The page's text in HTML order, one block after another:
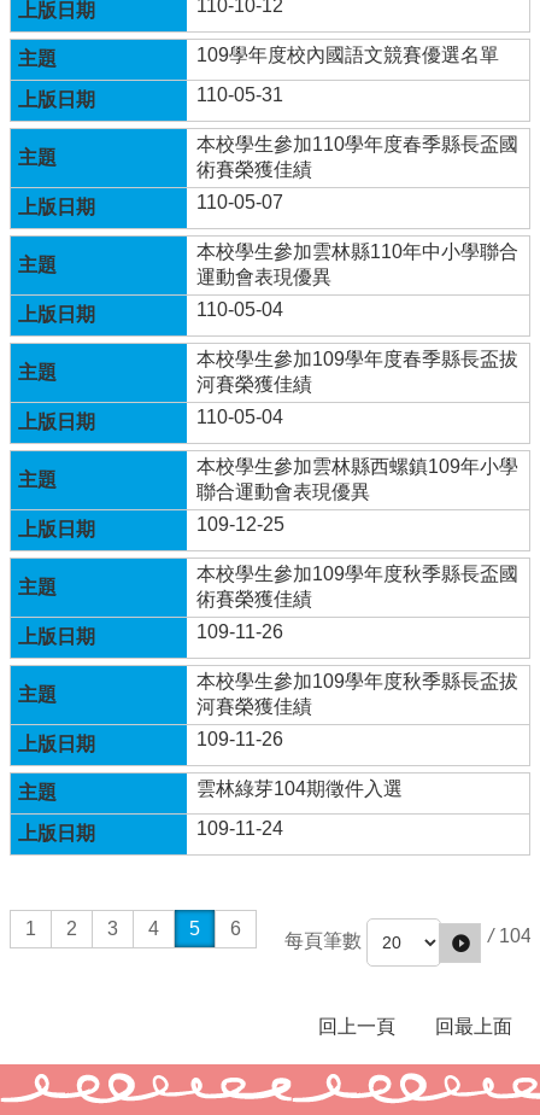
總
體
計
畫
興
國
小
生
活
點
滴
(臉
書)
廣
興
小
附
設
幼
兒
園
臉
書
回
首
頁
網
站
雲
網
110-10-12
109學年度校內國語文競賽優選名單
110-05-31
本校學生參加110學年度春季縣長盃國
術賽榮獲佳績
110-05-07
本校學生參加雲林縣110年中小學聯合
運動會表現優異
110-05-04
本校學生參加109學年度春季縣長盃拔
河賽榮獲佳績
110-05-04
本校學生參加雲林縣西螺鎮109年小學
聯合運動會表現優異
109-12-25
本校學生參加109學年度秋季縣長盃國
術賽榮獲佳績
109-11-26
本校學生參加109學年度秋季縣長盃拔
河賽榮獲佳績
109-11-26
雲林綠芽104期徵件入選
109-11-24
1 2 3 4 5 6
每頁筆數 / 104
回上一頁 回最上面